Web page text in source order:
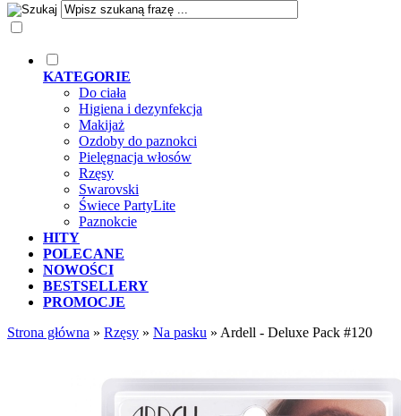
KATEGORIE
Do ciała
Higiena i dezynfekcja
Makijaż
Ozdoby do paznokci
Pielęgnacja włosów
Rzęsy
Swarovski
Świece PartyLite
Paznokcie
HITY
POLECANE
NOWOŚCI
BESTSELLERY
PROMOCJE
Strona główna » Rzęsy » Na pasku » Ardell - Deluxe Pack #120